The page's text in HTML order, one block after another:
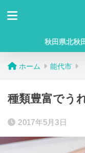
秋田県北秋
ホーム 能代市
種類豊富でう
2017年5月3日